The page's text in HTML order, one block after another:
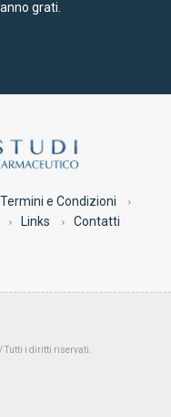
grati.
Termini e Condizioni
Links Contatti
Tutti i diritti riservati.